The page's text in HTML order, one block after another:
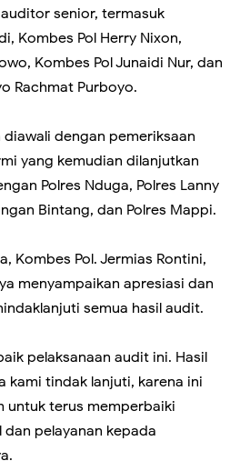
senior, termasuk
Kombes Pol Herry Nixon,
Kombes Pol Junaidi Nur, dan
Rachmat Purboyo.
diawali dengan pemeriksaan
yang kemudian dilanjutkan
Polres Nduga, Polres Lanny
Bintang, dan Polres Mappi.
Kombes Pol. Jermias Rontini,
menyampaikan apresiasi dan
semua hasil audit.
pelaksanaan audit ini. Hasil
kami tindak lanjuti, karena ini
untuk terus memperbaiki
pelayanan kepada